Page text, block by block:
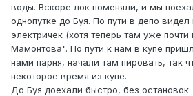
воды. Вскоре лок поменяли, и мы
однопутке до Буя. По пути в депо
электричек (хотя теперь там уже
Мамонтова". По пути к нам в купе
нами парня, начали там пировать, так
некоторое время из купе.
До Буя доехали быстро, без